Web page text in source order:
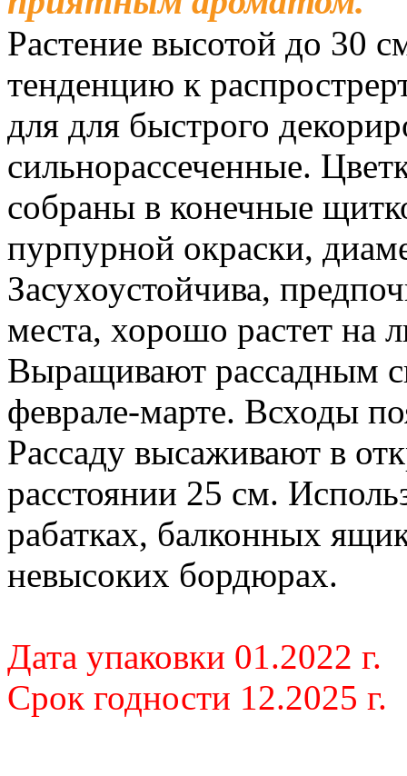
Растение высотой до 30
тенденцию к
для для быстрого
сильнорассеченные.
собраны в конечные
пурпурной окраски,
Засухоустойчива,
места, хорошо растет на
Выращивают рассадным
феврале-марте. Всходы
Рассаду высаживают в
расстоянии 25 см.
рабатках, балконных
невысоких бордюрах.
Дата упаковки 01.2022 г.
Срок годности 12.2025 г.